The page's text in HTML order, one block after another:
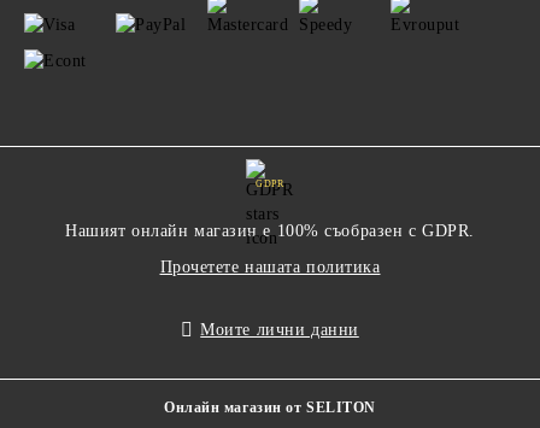
GDPR
Нашият онлайн магазин е 100% съобразен с GDPR.
Прочетете нашата политика
Моите лични данни
Онлайн магазин от SELITON